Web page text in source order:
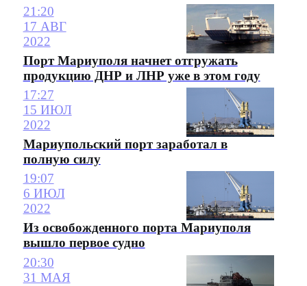
21:20
17 АВГ
2022
Порт Мариуполя начнет отгружать
продукцию ДНР и ЛНР уже в этом году
17:27
15 ИЮЛ
2022
Мариупольский порт заработал в
полную силу
19:07
6 ИЮЛ
2022
Из освобожденного порта Мариуполя
вышло первое судно
20:30
31 МАЯ